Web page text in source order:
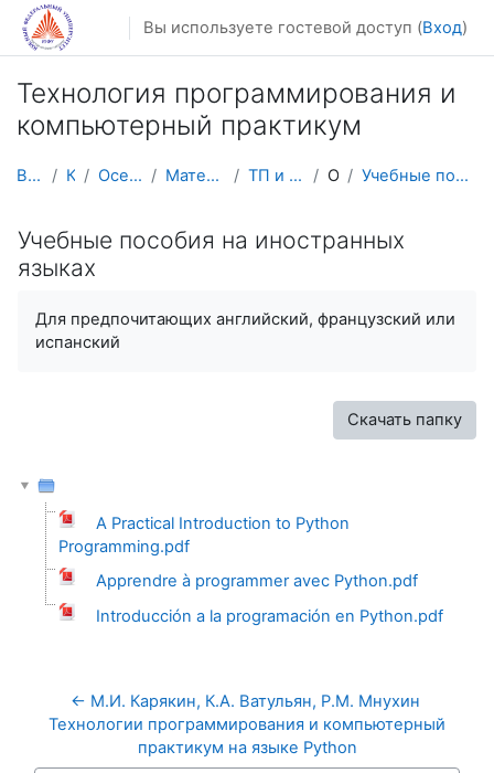
Перейти к основному содержанию
Вы используете гостевой доступ (Вход)
Технология программирования и
компьютерный практикум
В начало Курсы Осенний семестр Математика, механика ТП и комп. практикум Общее Учебные пособия на иностранных языках
Учебные пособия на иностранных
языках
Для предпочитающих английский, французский или
испанский
Скачать папку
A Practical Introduction to Python
Programming.pdf
Apprendre à programmer avec Python.pdf
Introducción a la programación en Python.pdf
← М.И. Карякин, К.А. Ватульян, Р.М. Мнухин
Технологии программирования и компьютерный
практикум на языке Python